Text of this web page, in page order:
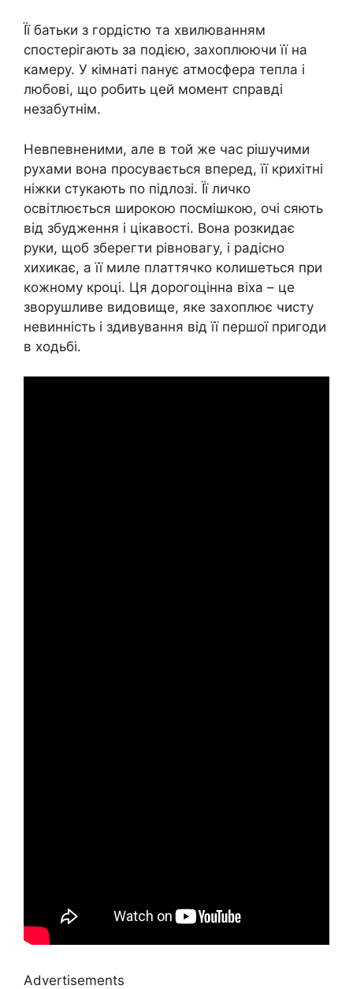
Її батьки з гордістю та хвилюванням
спостерігають за подією, захоплюючи її на
камеру. У кімнаті панує атмосфера тепла і
любові, що робить цей момент справді
незабутнім.
Невпевненими, але в той же час рішучими
рухами вона просувається вперед, її крихітні
ніжки стукають по підлозі. Її личко
освітлюється широкою посмішкою, очі сяють
від збудження і цікавості. Вона розкидає
руки, щоб зберегти рівновагу, і радісно
хихикає, а її миле платтячко колишеться при
кожному кроці. Ця дорогоцінна віха – це
зворушливе видовище, яке захоплює чисту
невинність і здивування від її першої пригоди
в ходьбі.
Advertisements